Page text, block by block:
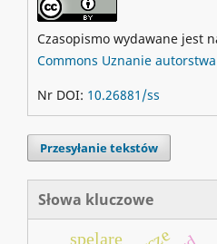
Czasopismo wydawane jest
Commons Uznanie
Nr DOI: 10.26881/ss
Przesyłanie tekstów
Słowa kluczowe
spelare